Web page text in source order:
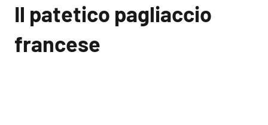
Il patetico pagliaccio
francese